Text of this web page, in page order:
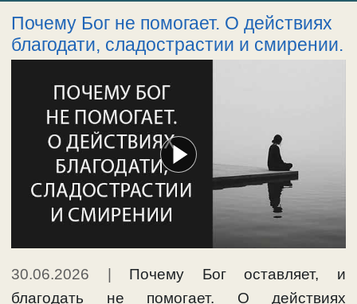
Почему Бог не помогает. О действиях
благодати, сладострастии и смирении.
30.06.2026
Почему Бог оставляет, и
благодать не помогает. О действиях